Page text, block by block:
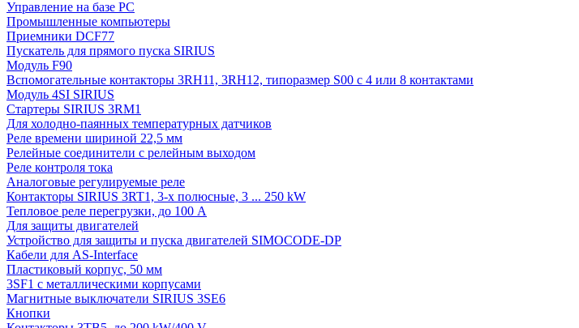
Управление на базе РС
Промышленные компьютеры
Приемники DCF77
Пускатель для прямого пуска SIRIUS
Модуль F90
Вспомогательные контакторы 3RH11, 3RH12, типоразмер S00 с 4 или 8 контактами
Модуль 4SI SIRIUS
Стартеры SIRIUS 3RM1
Для холодно-паянных температурных датчиков
Реле времени шириной 22,5 мм
Релейные соединители с релейным выходом
Реле контроля тока
Аналоговые регулируемые реле
Контакторы SIRIUS 3RT1, 3-х полюсные, 3 ... 250 kW
Тепловое реле перегрузки, до 100 A
Для защиты двигателей
Устройство для защиты и пуска двигателей SIMOCODE-DP
Кабели для AS-Interface
Пластиковый корпус, 50 мм
3SF1 с металлическими корпусами
Магнитные выключатели SIRIUS 3SE6
Кнопки